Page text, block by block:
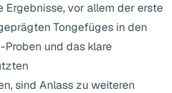
Ergebnisse, vor allem der erste
Tongefüges in den
und das klare
sind Anlass zu weiteren